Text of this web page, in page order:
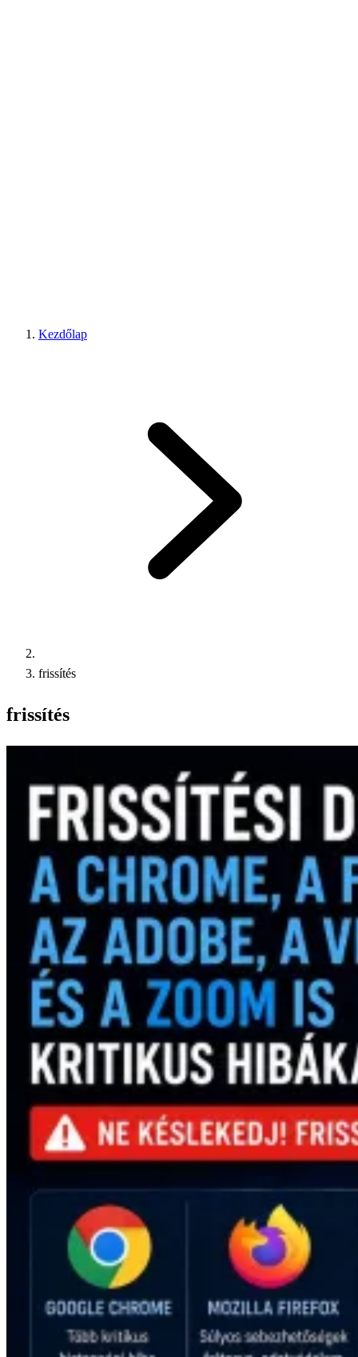
Kezdőlap
frissítés
frissítés